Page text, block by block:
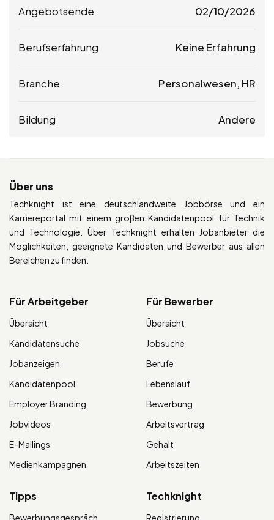
Angebotsende 02/10/2026
Berufserfahrung Keine Erfahrung
Branche Personalwesen, HR
Bildung Andere
Über uns
Techknight ist eine deutschlandweite Jobbörse und ein
Karriereportal mit einem großen Kandidatenpool für Technik
und Technologie. Über Techknight erhalten Jobanbieter die
Möglichkeiten, geeignete Kandidaten und Bewerber aus allen
Bereichen zu finden.
Für Arbeitgeber
Übersicht
Kandidatensuche
Jobanzeigen
Kandidatenpool
Employer Branding
Jobvideos
E-Mailings
Medienkampagnen
Für Bewerber
Übersicht
Jobsuche
Berufe
Lebenslauf
Bewerbung
Arbeitsvertrag
Gehalt
Arbeitszeiten
Tipps
Bewerbungsgespräch
Techknight
Registrierung